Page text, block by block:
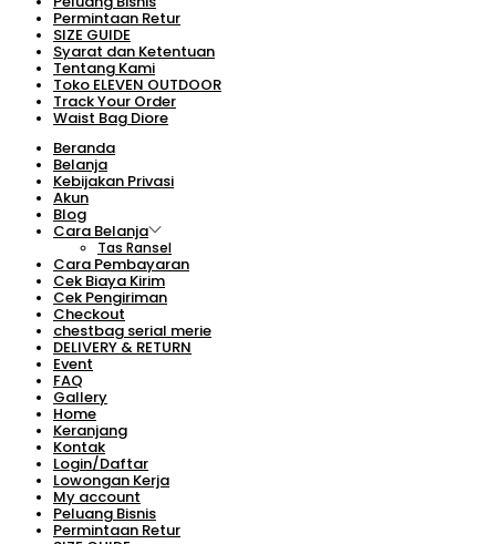
Permintaan Retur
SIZE GUIDE
Syarat dan Ketentuan
Tentang Kami
Toko ELEVEN OUTDOOR
Track Your Order
Waist Bag Diore
Beranda
Belanja
Kebijakan Privasi
Akun
Blog
Cara Belanja
Tas Ransel
Cara Pembayaran
Cek Biaya Kirim
Cek Pengiriman
Checkout
chestbag serial merie
DELIVERY & RETURN
Event
FAQ
Gallery
Home
Keranjang
Kontak
Login/Daftar
Lowongan Kerja
My account
Peluang Bisnis
Permintaan Retur